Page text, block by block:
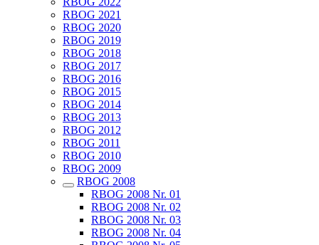
RBOG 2021
RBOG 2020
RBOG 2019
RBOG 2018
RBOG 2017
RBOG 2016
RBOG 2015
RBOG 2014
RBOG 2013
RBOG 2012
RBOG 2011
RBOG 2010
RBOG 2009
RBOG 2008
RBOG 2008 Nr. 01
RBOG 2008 Nr. 02
RBOG 2008 Nr. 03
RBOG 2008 Nr. 04